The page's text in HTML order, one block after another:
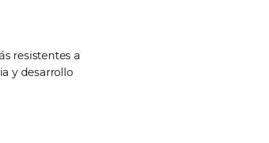
resistentes a
y desarrollo